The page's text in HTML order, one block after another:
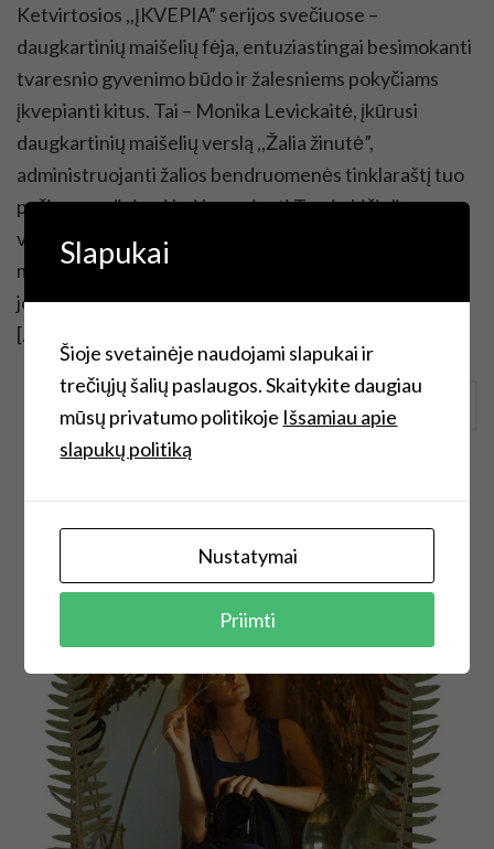
Ketvirtosios ,,ĮKVEPIA” serijos svečiuose –
daugkartinių maišelių fėja, entuziastingai besimokanti
tvaresnio gyvenimo būdo ir žalesniems pokyčiams
įkvepianti kitus. Tai – Monika Levickaitė, įkūrusi
daugkartinių maišelių verslą ,,Žalia žinutė”,
administruojanti žalios bendruomenės tinklaraštį tuo
pačiu pavadinimui bei kuruojanti Tvarių bičiulių
virtualią biblioteką. Mudvi susipažinome prieš dvejus
metus prekiaudamos kalėdinėje mugėje – Monikai ir
jos iš antrinių medžiagų siūtiems maišeliams ši mugė
[…]
Slapukai
Šioje svetainėje naudojami slapukai ir
trečiųjų šalių paslaugos. Skaitykite daugiau
mūsų privatumo politikoje Išsamiau apie
slapukų politiką
Nustatymai
Priimti